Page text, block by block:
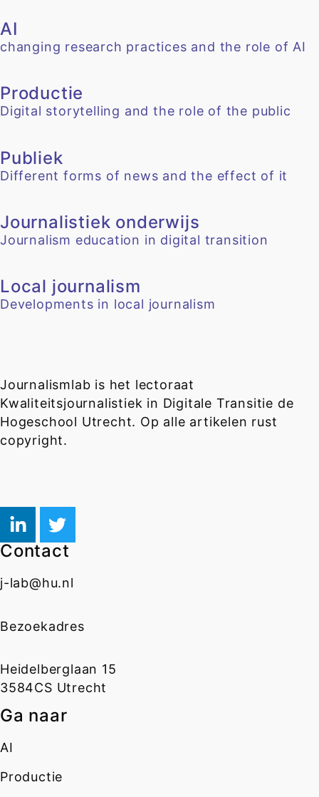
AI
changing research practices and the role of AI
Productie
Digital storytelling and the role of the public
Publiek
Different forms of news and the effect of it
Journalistiek onderwijs
Journalism education in digital transition
Local journalism
Developments in local journalism
Journalismlab is het lectoraat
Kwaliteitsjournalistiek in Digitale Transitie de
Hogeschool Utrecht. Op alle artikelen rust
copyright.
Contact
j-lab@hu.nl
Bezoekadres
Heidelberglaan 15
3584CS Utrecht
Ga naar
AI
Productie